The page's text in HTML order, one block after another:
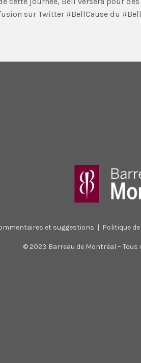
sur Twitter #BellCause du
et suggestions | Politique
© 2023 Barreau de Montréal –